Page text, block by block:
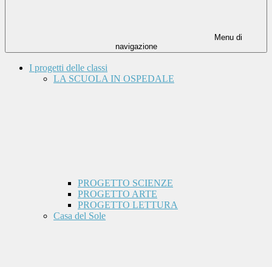
Menu di
navigazione
I progetti delle classi
LA SCUOLA IN OSPEDALE
PROGETTO SCIENZE
PROGETTO ARTE
PROGETTO LETTURA
Casa del Sole